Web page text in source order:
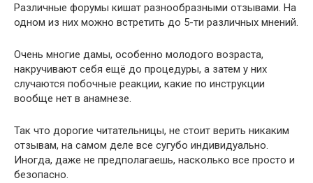
Различные форумы кишат разнообразными отзывами. На
одном из них можно встретить до 5-ти различных мнений.
Очень многие дамы, особенно молодого возраста,
накручивают себя ещё до процедуры, а затем у них
случаются побочные реакции, какие по инструкции
вообще нет в анамнезе.
Так что дорогие читательницы, не стоит верить никаким
отзывам, на самом деле все сугубо индивидуально.
Иногда, даже не предполагаешь, насколько все просто и
безопасно.